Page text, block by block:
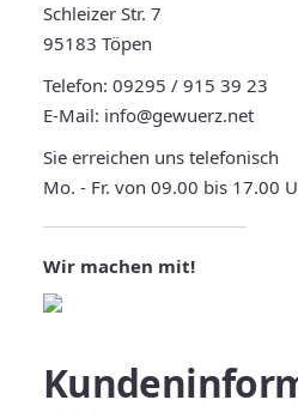
Schleizer Str. 7
95183 Töpen
Telefon: 09295 / 915 39 23
E-Mail: info@gewuerz.net
Sie erreichen uns telefonisch
Mo. - Fr. von 09.00 bis 17.00
Wir machen mit!